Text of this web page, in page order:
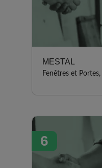
MESTAL
Fenêtres et Portes,
6